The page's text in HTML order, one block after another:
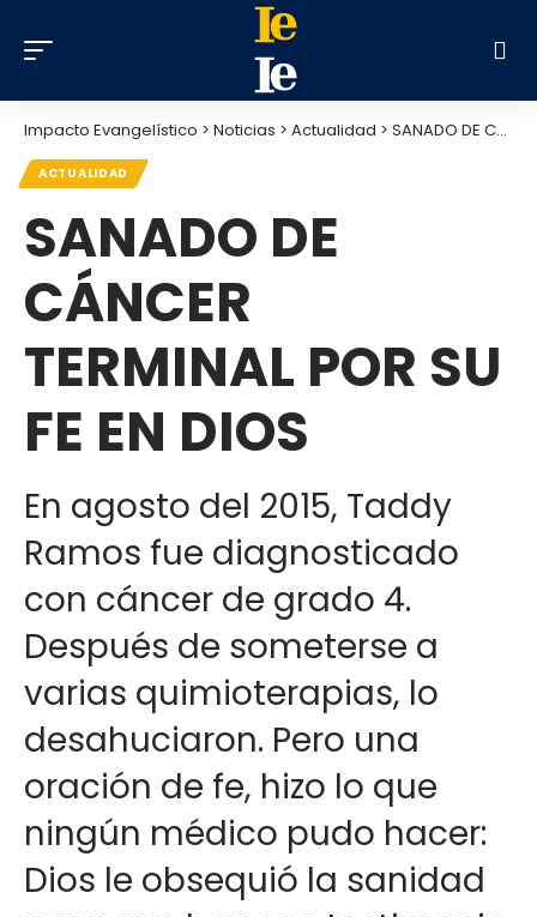
Impacto Evangelístico > Noticias > Actualidad > SANADO DE CÁNCER TERMINAL POR SU FE EN DIOS
ACTUALIDAD
SANADO DE
CÁNCER
TERMINAL POR SU
FE EN DIOS
En agosto del 2015, Taddy
Ramos fue diagnosticado
con cáncer de grado 4.
Después de someterse a
varias quimioterapias, lo
desahuciaron. Pero una
oración de fe, hizo lo que
ningún médico pudo hacer:
Dios le obsequió la sanidad